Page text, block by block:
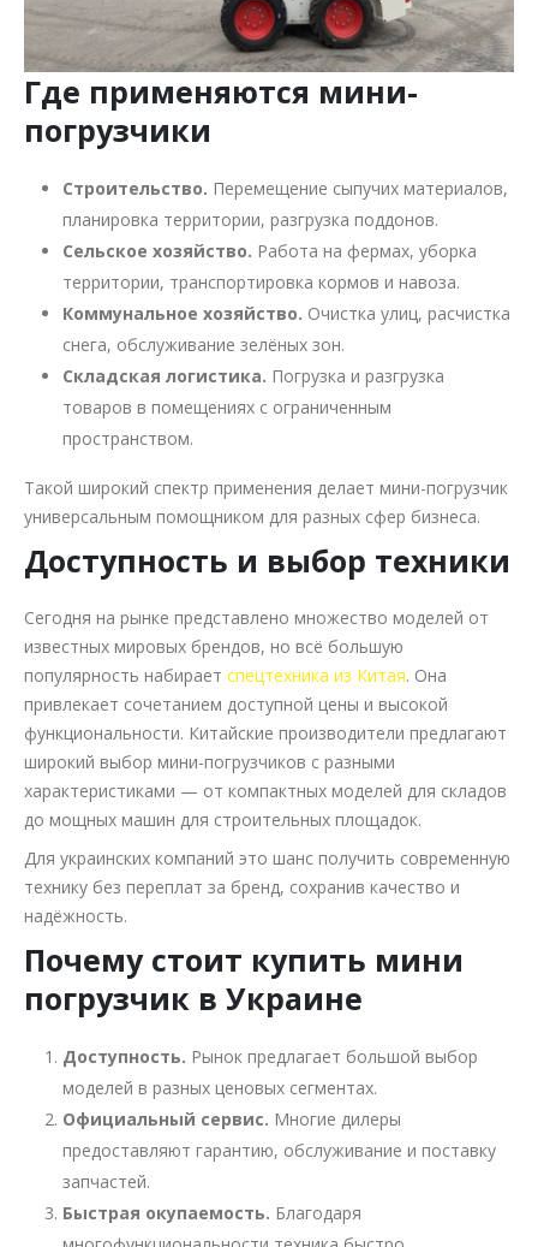
Где применяются мини-
погрузчики
Строительство. Перемещение сыпучих материалов,
планировка территории, разгрузка поддонов.
Сельское хозяйство. Работа на фермах, уборка
территории, транспортировка кормов и навоза.
Коммунальное хозяйство. Очистка улиц, расчистка
снега, обслуживание зелёных зон.
Складская логистика. Погрузка и разгрузка
товаров в помещениях с ограниченным
пространством.
Такой широкий спектр применения делает мини-погрузчик
универсальным помощником для разных сфер бизнеса.
Доступность и выбор техники
Сегодня на рынке представлено множество моделей от
известных мировых брендов, но всё большую
популярность набирает спецтехника из Китая. Она
привлекает сочетанием доступной цены и высокой
функциональности. Китайские производители предлагают
широкий выбор мини-погрузчиков с разными
характеристиками — от компактных моделей для складов
до мощных машин для строительных площадок.
Для украинских компаний это шанс получить современную
технику без переплат за бренд, сохранив качество и
надёжность.
Почему стоит купить мини
погрузчик в Украине
Доступность. Рынок предлагает большой выбор
моделей в разных ценовых сегментах.
Официальный сервис. Многие дилеры
предоставляют гарантию, обслуживание и поставку
запчастей.
Быстрая окупаемость. Благодаря